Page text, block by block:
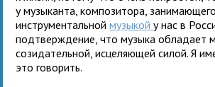
у музыканта, композитора,
инструментальноймузыкойу нас в
подтверждение, что музыка обладает
созидательной, исцеляющей силой. Я
это говорить.